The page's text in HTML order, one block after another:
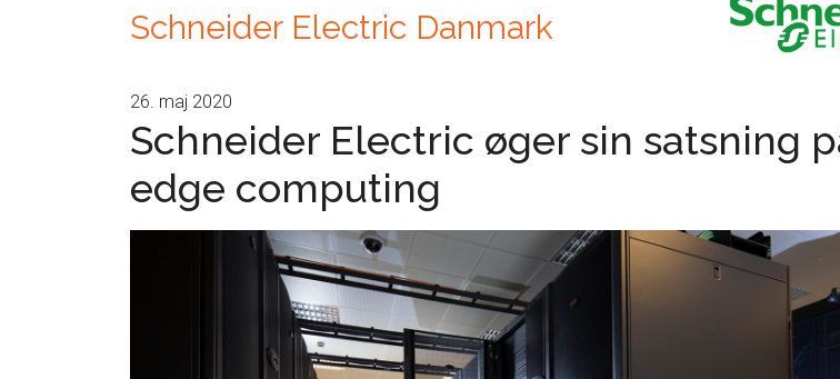
Schneider Electric Danmark
26. maj 2020
Schneider Electric øger sin satsning
edge computing